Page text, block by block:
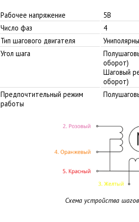
Рабочее напряжение
5В
Число фаз
4
Тип шагового двигателя
Угол шага
оборот)
Шаговый
оборот)
Предпочтительный режим
работы
Схема устройства